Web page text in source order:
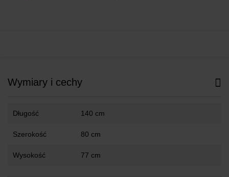
Wymiary i cechy
Długość 140 cm
Szerokość 80 cm
Wysokość 77 cm